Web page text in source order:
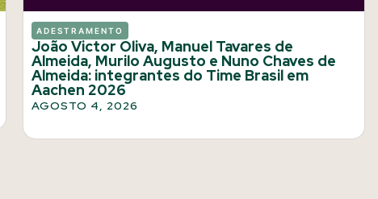
ADESTRAMENTO
João Victor Oliva, Manuel Tavares de
Almeida, Murilo Augusto e Nuno Chaves de
Almeida: integrantes do Time Brasil em
Aachen 2026
AGOSTO 4, 2026